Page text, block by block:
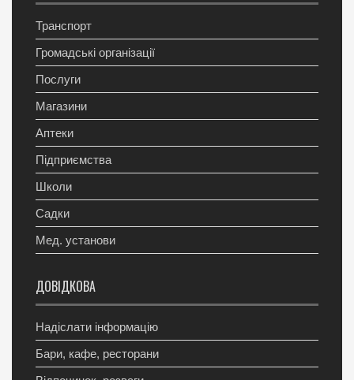
Транспорт
Громадські організації
Послуги
Магазини
Аптеки
Підприємства
Школи
Садки
Мед. установи
ДОВІДКОВА
Надіслати інформацію
Бари, кафе, ресторани